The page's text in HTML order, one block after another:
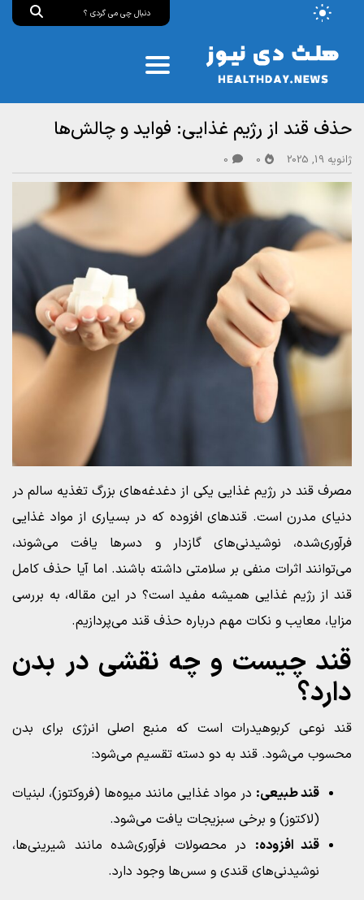
حذف قند از رژیم غذایی: فواید و چالش‌ها
ژانویه 19, 2025 0
0
مصرف قند در رژیم غذایی یکی از دغدغه‌های بزرگ تغذیه سالم در
دنیای مدرن است. قندهای افزوده که در بسیاری از مواد غذایی
فرآوری‌شده، نوشیدنی‌های گازدار و دسرها یافت می‌شوند،
می‌توانند اثرات منفی بر سلامتی داشته باشند. اما آیا حذف کامل
قند از رژیم غذایی همیشه مفید است؟ در این مقاله، به بررسی
مزایا، معایب و نکات مهم درباره حذف قند می‌پردازیم.
قند چیست و چه نقشی در بدن
دارد؟
قند نوعی کربوهیدرات است که منبع اصلی انرژی برای بدن
محسوب می‌شود. قند به دو دسته تقسیم می‌شود:
قند طبیعی: در مواد غذایی مانند میوه‌ها (فروکتوز)، لبنیات
(لاکتوز) و برخی سبزیجات یافت می‌شود.
قند افزوده: در محصولات فرآوری‌شده مانند شیرینی‌ها،
نوشیدنی‌های قندی و سس‌ها وجود دارد.